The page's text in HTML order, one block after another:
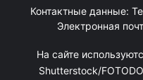
Контактные данные:
Электронная
На сайте
Shutterstock/